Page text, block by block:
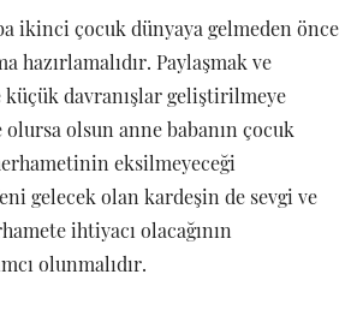
ikinci çocuk dünyaya gelmeden önce
hazırlamalıdır. Paylaşmak ve
davranışlar geliştirilmeye
olursa olsun anne babanın çocuk
eksilmeyeceği
gelecek olan kardeşin de sevgi ve
ihtiyacı olacağının
olunmalıdır.